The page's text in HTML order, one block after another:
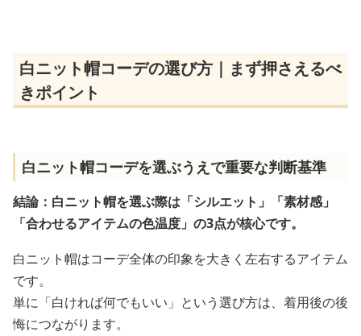
白ニット帽コーデの選び方｜まず押さえるべ
きポイント
白ニット帽コーデを選ぶうえで重要な判断基準
結論：白ニット帽を選ぶ際は「シルエット」「素材感」
「合わせるアイテムの色温度」の3点が核心です。
白ニット帽はコーデ全体の印象を大きく左右するアイテム
です。
単に「白ければ何でもいい」という選び方は、着用後の後
悔につながります。